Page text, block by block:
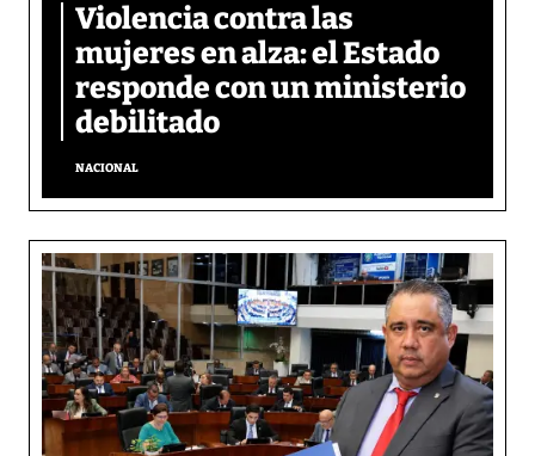
Violencia contra las
mujeres en alza: el Estado
responde con un ministerio
debilitado
NACIONAL